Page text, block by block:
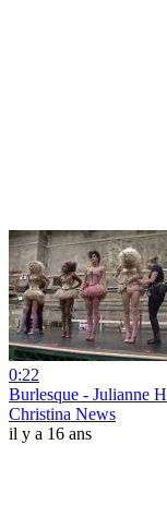
0:22
Burlesque - Julianne
Christina News
il y a 16 ans